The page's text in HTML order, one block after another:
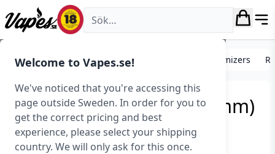
Welcome to Vapes.se!
We've noticed that you're accessing this
page outside Sweden. In order for you to
get the correct pricing and best
experience, please select your shipping
country. We will only ask for this once.
Vapes.se
Förångare, tanks och atomizers Avancerade atomizers
Wotofo Profile RDA (24 mm)
Art.nr: 37158
Slut i lager